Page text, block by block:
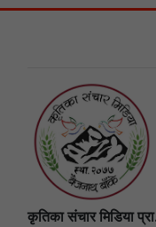
कृतिका संचार मिडिया